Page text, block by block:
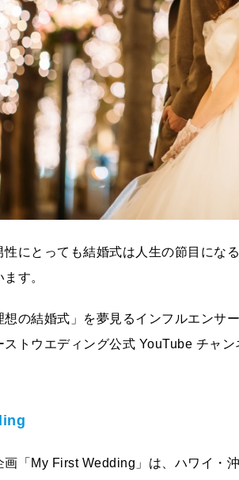
性にとっても結婚式は人生の節目にな
す。
想の結婚式」を夢見るインフルエンサ
ストウエディング公式 YouTube チャ
画「My First Wedding」は、ハワイ・